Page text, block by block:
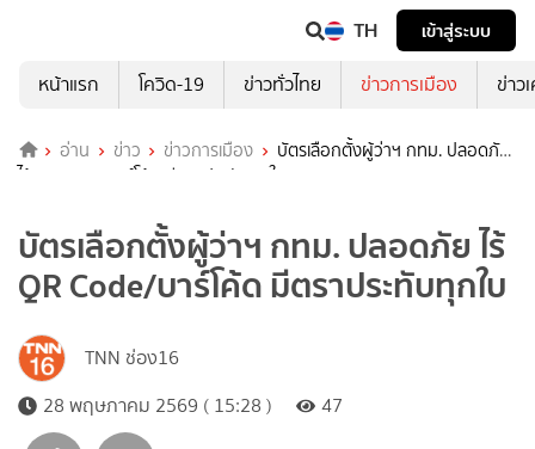
TH
เข้าสู่ระบบ
หน้าแรก
โควิด-19 ข่าวทั่วไทย ข่าวการเมือง ข่าว
อ่าน ข่าว ข่าวการเมือง
บัตรเลือกตั้งผู้ว่าฯ กทม. ปลอดภัย
ไร้ QR Code/บาร์โค้ด มีตราประทับทุกใบ
บัตรเลือกตั้งผู้ว่าฯ กทม. ปลอดภัย ไร้
QR Code/บาร์โค้ด มีตราประทับทุกใบ
TNN ช่อง16
28 พฤษภาคม 2569 ( 15:28 )
47